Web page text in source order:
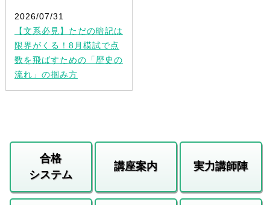
2026/07/31
【文系必見】ただの暗記は
限界がくる！8月模試で点
数を飛ばすための「歴史の
流れ」の掴み方
合格
システム
講座案内 実力講師陣